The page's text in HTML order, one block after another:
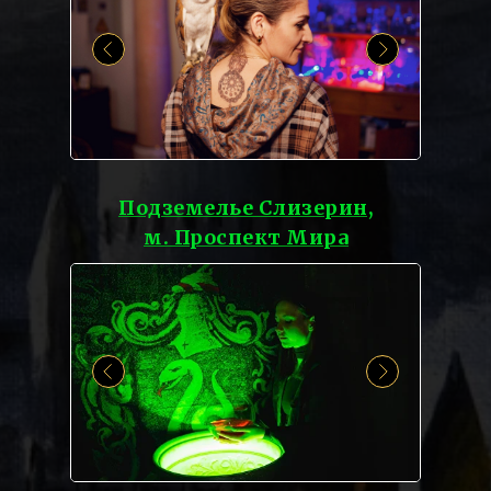
Подземелье Слизерин,
м. Проспект Мира